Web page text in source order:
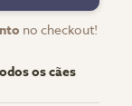
no checkout!
os cães